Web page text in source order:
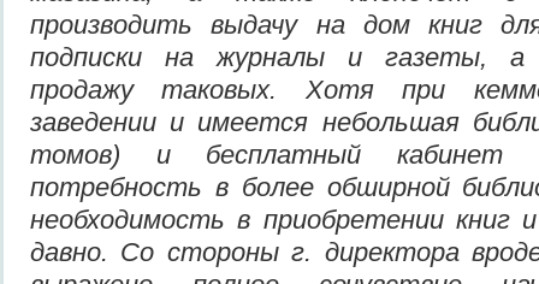
производить выдачу на дом книг
подписки на журналы и газеты, а
продажу таковых. Хотя при
заведении и имеется небольшая
томов) и бесплатный кабинет
потребность в более обширной
необходимость в приобретении книг
давно. Со стороны г. директора вр